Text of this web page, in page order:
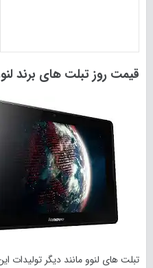
قیمت روز تبلت های برند لنوو (19
تبلت های لنوو مانند دیگر تولیدات